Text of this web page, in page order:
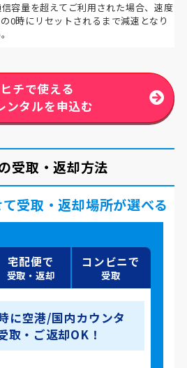
容量を超えてご利用された場合、速度
0時にリセットされるまで減速となり
チで使える
ンタルを申込む
受取・返却方法
受取・返却場所が選べる
宅配便で
受取・返却
コンビニで
受取
に空港/国内カウンタ
取・ご返却OK！